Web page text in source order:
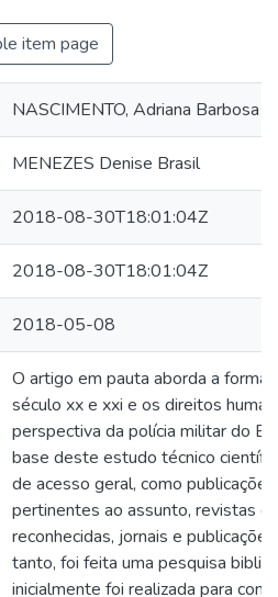
item page
NASCIMENTO, Adriana Barbosa
MENEZES Denise Brasil
2018-08-30T18:01:04Z
2018-08-30T18:01:04Z
2018-05-08
O artigo em pauta aborda a
século xx e xxi e os direitos
perspectiva da polícia militar do
base deste estudo técnico
de acesso geral, como
pertinentes ao assunto, revistas
reconhecidas, jornais e
tanto, foi feita uma pesquisa
inicialmente foi realizada para